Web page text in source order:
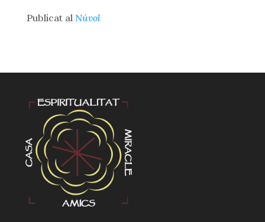
Publicat al Núvol